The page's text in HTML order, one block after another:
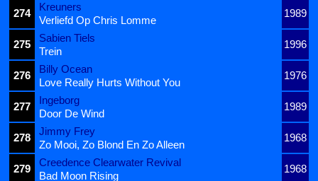
274
Kreuners
1989
Verliefd Op Chris Lomme
275
Sabien Tiels
1996
Trein
276
Billy Ocean
1976
Love Really Hurts Without You
277
Ingeborg
1989
Door De Wind
278
Jimmy Frey
1968
Zo Mooi, Zo Blond En Zo Alleen
279
Creedence Clearwater Revival
1968
Bad Moon Rising